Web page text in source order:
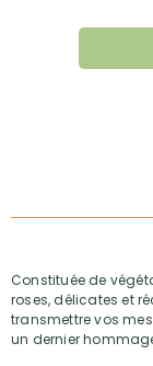
Constituée de
roses, délicates et
transmettre vos
un dernier